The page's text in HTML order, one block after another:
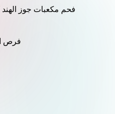
فحم مكعبات جوز الهند
فرص